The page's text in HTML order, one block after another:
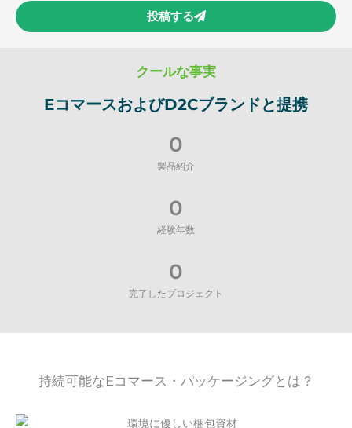
投稿する
クールな事実
EコマースおよびD2Cブランドと提携
製品紹介
0
経験年数
0
完了したプロジェクト
0
持続可能なEコマース・パッケージングとは？